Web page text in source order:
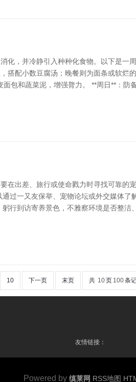
化，并冷静引入种种化食物。以下是一
搭配小数豆腐汤；晚餐则为面条或软烂
包和蔬菜泥，增强膂力。 **周日**：防
在出差、旅行或使命戮力时寻找可靠
过一又友保举、宠物论坛或外交媒体
行到访寄养景色，不雅察环境是否整
10 下一页 末页 共 10页 100条
友情链接：
Powered by 缜莱网 RSS地图